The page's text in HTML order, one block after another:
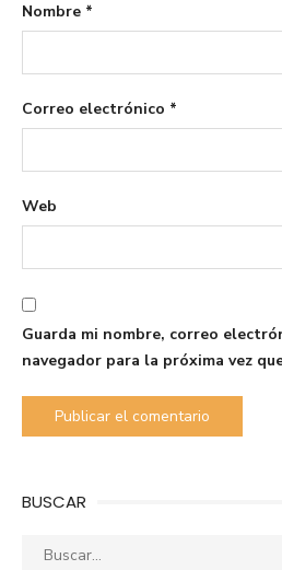
Nombre *
Correo electrónico *
Web
Guarda mi nombre, correo
navegador para la próxima vez
BUSCAR
Buscar: